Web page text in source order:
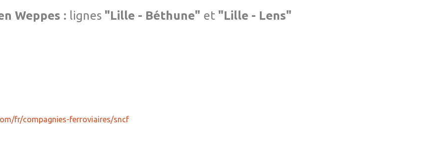
Weppes : lignes "Lille - Béthune" et "Lille - Lens"
fr/compagnies-ferroviaires/sncf